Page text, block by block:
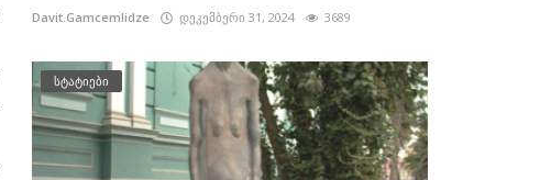
Davit.Gamcemlidze დეკემბერი 31, 2024 3689
სტატიები